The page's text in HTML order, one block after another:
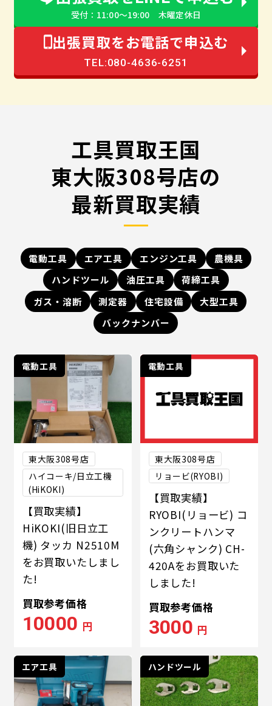
受付：11:00〜19:00 木曜定休日
出張買取をお電話で申込む
TEL:080-4636-6251
工具買取王国
東大阪308号店の
最新買取実績
電動工具 エア工具 エンジン工具
農機具
ハンドツール
油圧工具
荷締工具
ガス・溶断
測定器 住宅設備
大型工具
バックナンバー
電動工具
東大阪308号店
ハイコーキ/日立工機
(HiKOKI)
【買取実績】
HiKOKI(旧日立工
機) タッカ N2510M
をお買取いたしまし
た!
買取参考価格
10000 円
電動工具
東大阪308号店
リョービ(RYOBI)
【買取実績】
RYOBI(リョービ) コ
ンクリートハンマ
(六角シャンク) CH-
420Aをお買取いた
しました!
買取参考価格
3000 円
エア工具 ハンドツール